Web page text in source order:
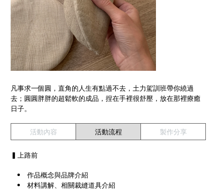
凡事求一個圓，直角的人生有點過不去，土力駕訓班帶你繞過
去；圓圓胖胖的超鬆軟的成品，捏在手裡很舒壓，放在那裡療癒
日子。
活動內容 活動流程 製作分享
▍上路前
作品概念與品牌介紹
材料講解、相關裁縫道具介紹